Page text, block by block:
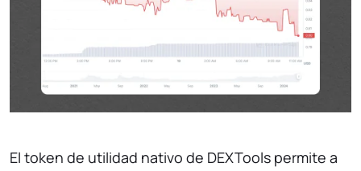
El token de utilidad nativo de DEXTools permite a